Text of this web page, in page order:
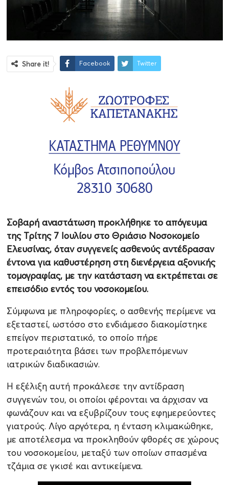
Share it! Facebook Twitter
Σοβαρή αναστάτωση προκλήθηκε το απόγευμα
της Τρίτης 7 Ιουλίου στο Θριάσιο Νοσοκομείο
Ελευσίνας, όταν συγγενείς ασθενούς αντέδρασαν
έντονα για καθυστέρηση στη διενέργεια αξονικής
τομογραφίας, με την κατάσταση να εκτρέπεται σε
επεισόδιο εντός του νοσοκομείου.
Σύμφωνα με πληροφορίες, ο ασθενής περίμενε να
εξεταστεί, ωστόσο στο ενδιάμεσο διακομίστηκε
επείγον περιστατικό, το οποίο πήρε
προτεραιότητα βάσει των προβλεπόμενων
ιατρικών διαδικασιών.
Η εξέλιξη αυτή προκάλεσε την αντίδραση
συγγενών του, οι οποίοι φέρονται να άρχισαν να
φωνάζουν και να εξυβρίζουν τους εφημερεύοντες
γιατρούς. Λίγο αργότερα, η ένταση κλιμακώθηκε,
με αποτέλεσμα να προκληθούν φθορές σε χώρους
του νοσοκομείου, μεταξύ των οποίων σπασμένα
τζάμια σε γκισέ και αντικείμενα.